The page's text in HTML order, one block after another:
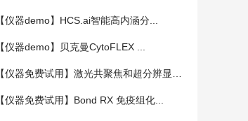
【仪器demo】HCS.ai智能高内涵分...
【仪器demo】贝克曼CytoFLEX ...
【仪器免费试用】Bond RX 免疫组化...